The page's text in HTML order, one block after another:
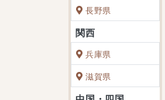
長野県
兵庫県
滋賀県